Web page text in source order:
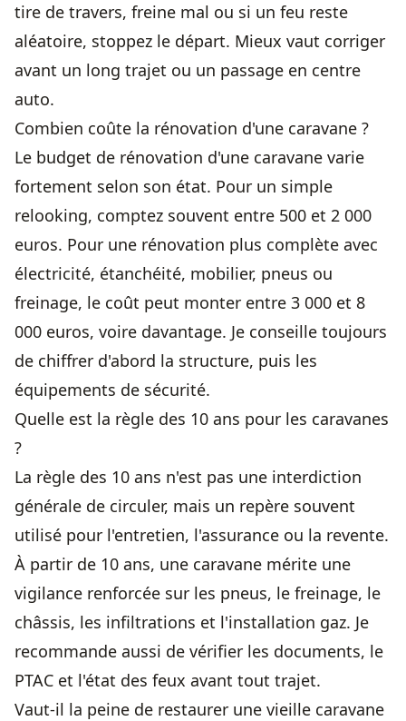
tire de travers, freine mal ou si un feu reste
aléatoire, stoppez le départ. Mieux vaut corriger
avant un long trajet ou un passage en centre
auto.
Combien coûte la rénovation d'une caravane ?
Le budget de rénovation d'une caravane varie
fortement selon son état. Pour un simple
relooking, comptez souvent entre 500 et 2 000
euros. Pour une rénovation plus complète avec
électricité, étanchéité, mobilier, pneus ou
freinage, le coût peut monter entre 3 000 et 8
000 euros, voire davantage. Je conseille toujours
de chiffrer d'abord la structure, puis les
équipements de sécurité.
Quelle est la règle des 10 ans pour les caravanes
?
La règle des 10 ans n'est pas une interdiction
générale de circuler, mais un repère souvent
utilisé pour l'entretien, l'assurance ou la revente.
À partir de 10 ans, une caravane mérite une
vigilance renforcée sur les pneus, le freinage, le
châssis, les infiltrations et l'installation gaz. Je
recommande aussi de vérifier les documents, le
PTAC et l'état des feux avant tout trajet.
Vaut-il la peine de restaurer une vieille caravane